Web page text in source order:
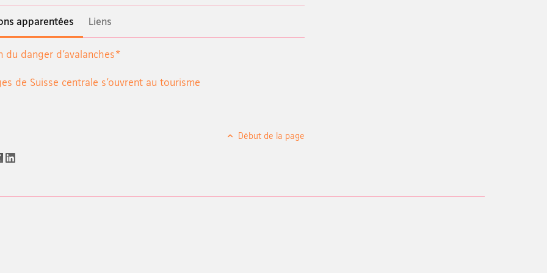
apparentées Liens
du danger d‘avalanches*
de Suisse centrale s‘ouvrent au tourisme
Début de la page